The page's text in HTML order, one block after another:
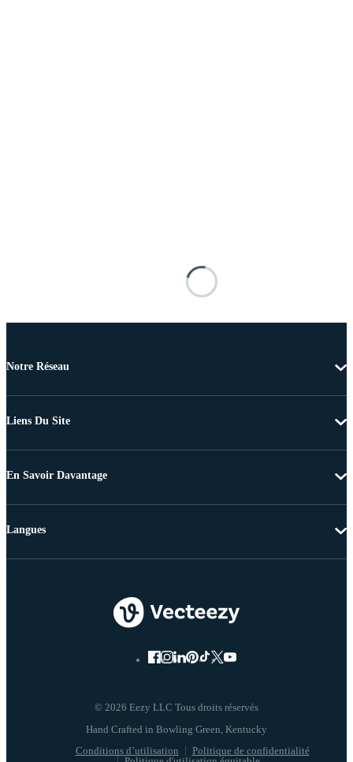
Notre Réseau
Liens Du Site
En Savoir Davantage
© 2026 Eezy LLC Tous droits réservés
Conditions d’utilisation
Politique de confidentialité
Langues